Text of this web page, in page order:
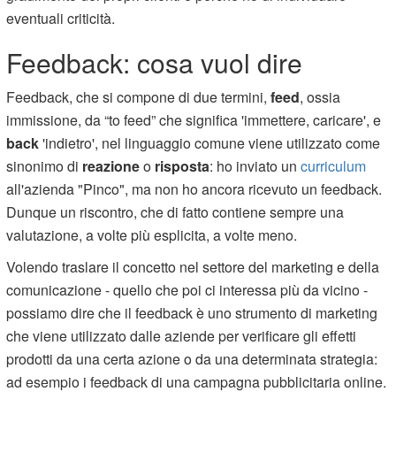
eventuali criticità.
Feedback: cosa vuol dire
Feedback, che si compone di due termini,feed, ossia
immissione, da “to feed” che significa 'immettere, caricare', e
back'indietro', nel linguaggio comune viene utilizzato come
sinonimo di reazioneo risposta: ho inviato uncurriculum
all'azienda "Pinco", ma non ho ancora ricevuto un feedback.
Dunque un riscontro, che di fatto contiene sempre una
valutazione, a volte più esplicita, a volte meno.
Volendo traslare il concetto nel settore del marketing e della
comunicazione - quello che poi ci interessa più da vicino -
possiamo dire che il feedback è uno strumento di marketing
che viene utilizzato dalle aziende per verificare gli effetti
prodotti da una certa azione o da una determinata strategia:
ad esempio i feedback di una campagna pubblicitaria online.